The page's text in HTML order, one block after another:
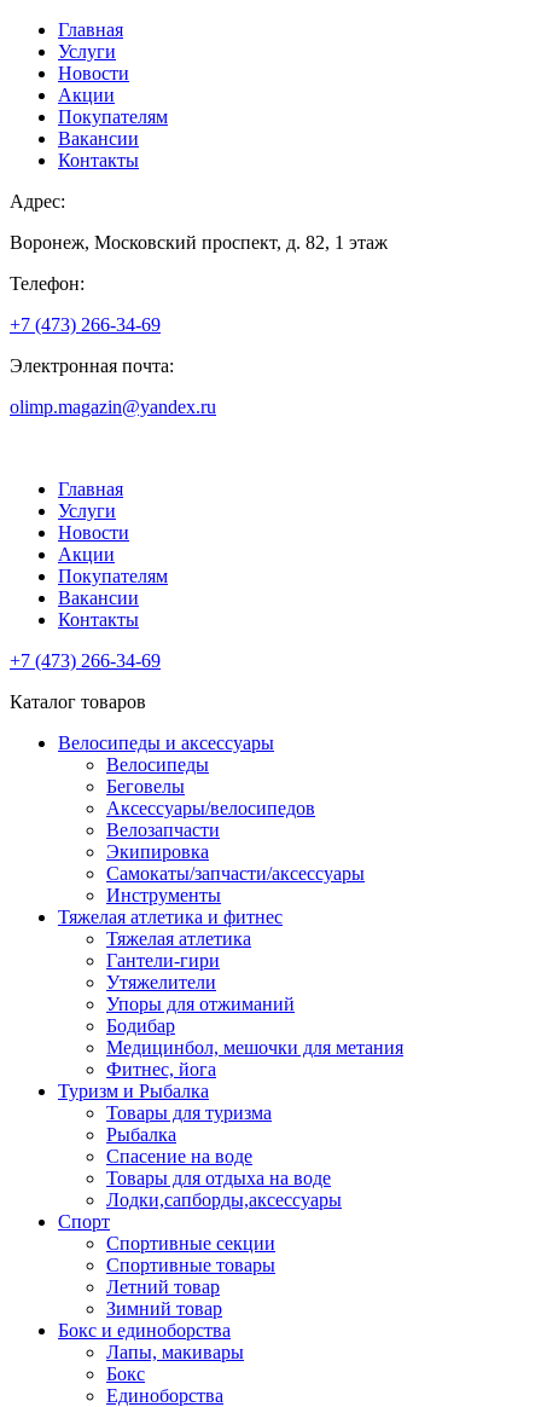
Главная
Услуги
Новости
Акции
Покупателям
Вакансии
Контакты
Адрес:
Воронеж, Московский проспект, д. 82, 1 этаж
Телефон:
+7 (473) 266-34-69
Электронная почта:
olimp.magazin@yandex.ru
Главная
Услуги
Новости
Акции
Покупателям
Вакансии
Контакты
+7 (473) 266-34-69
Каталог товаров
Велосипеды и аксессуары
Велосипеды
Беговелы
Аксессуары/велосипедов
Велозапчасти
Экипировка
Самокаты/запчасти/аксессуары
Инструменты
Тяжелая атлетика и фитнес
Тяжелая атлетика
Гантели-гири
Утяжелители
Упоры для отжиманий
Бодибар
Медицинбол, мешочки для метания
Фитнес, йога
Туризм и Рыбалка
Товары для туризма
Рыбалка
Спасение на воде
Товары для отдыха на воде
Лодки,сапборды,аксессуары
Спорт
Спортивные секции
Спортивные товары
Летний товар
Зимний товар
Бокс и единоборства
Лапы, макивары
Бокс
Единоборства